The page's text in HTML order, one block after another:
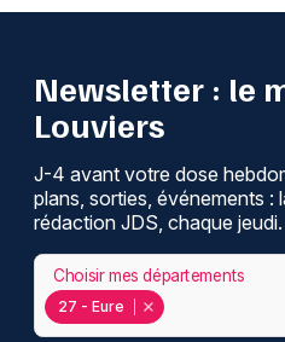
Newsletter : le
Louviers
J-4 avant votre dose
plans, sorties, événements :
rédaction JDS, chaque jeudi.
27 - Eure
Choisir mes départements